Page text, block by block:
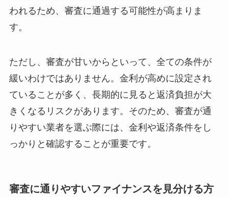
われるため、審査に通過する可能性が高まりま
す。
ただし、審査が甘いからといって、全ての条件が
緩いわけではありません。金利が高めに設定され
ていることが多く、長期的に見ると返済負担が大
きくなるリスクがあります。そのため、審査が通
りやすい業者を選ぶ際には、金利や返済条件をし
っかりと確認することが重要です。
審査に通りやすいファイナンスを見分ける方